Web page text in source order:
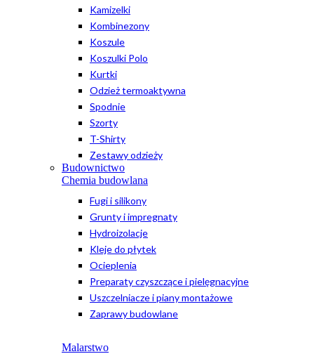
Kamizelki
Kombinezony
Koszule
Koszulki Polo
Kurtki
Odzież termoaktywna
Spodnie
Szorty
T-Shirty
Zestawy odzieży
Budownictwo
Chemia budowlana
Fugi i silikony
Grunty i impregnaty
Hydroizolacje
Kleje do płytek
Ocieplenia
Preparaty czyszczące i pielęgnacyjne
Uszczelniacze i piany montażowe
Zaprawy budowlane
Malarstwo